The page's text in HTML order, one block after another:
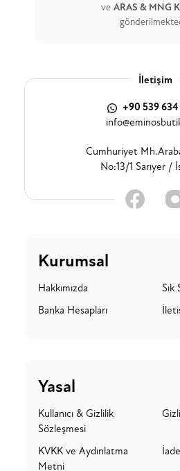
ve ARAS & MNG
İletişim
+90 539 634
Cumhuriyet
No:13/1 Sarıyer /
Kurumsal
Hakkımızda
Sık
Banka Hesapları
Yasal
Kullanıcı & Gizlilik
Sözleşmesi
KVKK ve Aydınlatma
Metni